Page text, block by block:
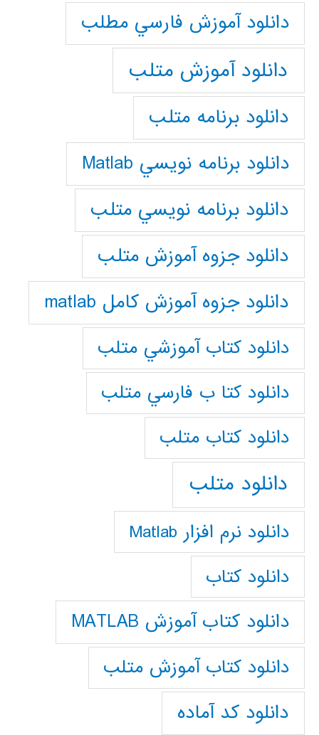
دانلود آموزش فارسي مطلب
دانلود آموزش متلب
دانلود برنامه متلب
دانلود برنامه نويسي Matlab
دانلود برنامه نويسي متلب
دانلود جزوه آموزش متلب
دانلود جزوه آموزش کامل matlab
دانلود كتاب آموزشي متلب
دانلود كتا ب فارسي متلب
دانلود كتاب متلب
دانلود متلب
دانلود نرم افزار Matlab
دانلود کتاب
دانلود کتاب آموزش MATLAB
دانلود کتاب آموزش متلب
دانلود کد آماده